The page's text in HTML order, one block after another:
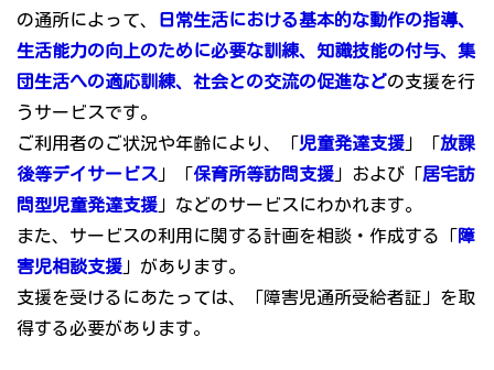
の通所によって、
日常生活における基本的な動作の指導、
生活能力の向上のために必要な訓練、知識技能の付与、集
団生活への適応訓練、社会との交流の促進などの支援を行
うサービスです。
ご利用者のご状況や年齢により、「児童発達支援 」「放課
後等デイサービス 」「保育所等訪問支援 」および「居宅訪
問型児童発達支援 」などのサービスにわかれます。
また、サービスの利用に関する計画を相談・作成する「障
害児相談支援 」があります。
支援を受けるにあたっては、「障害児通所受給者証」を取
得する必要があります。